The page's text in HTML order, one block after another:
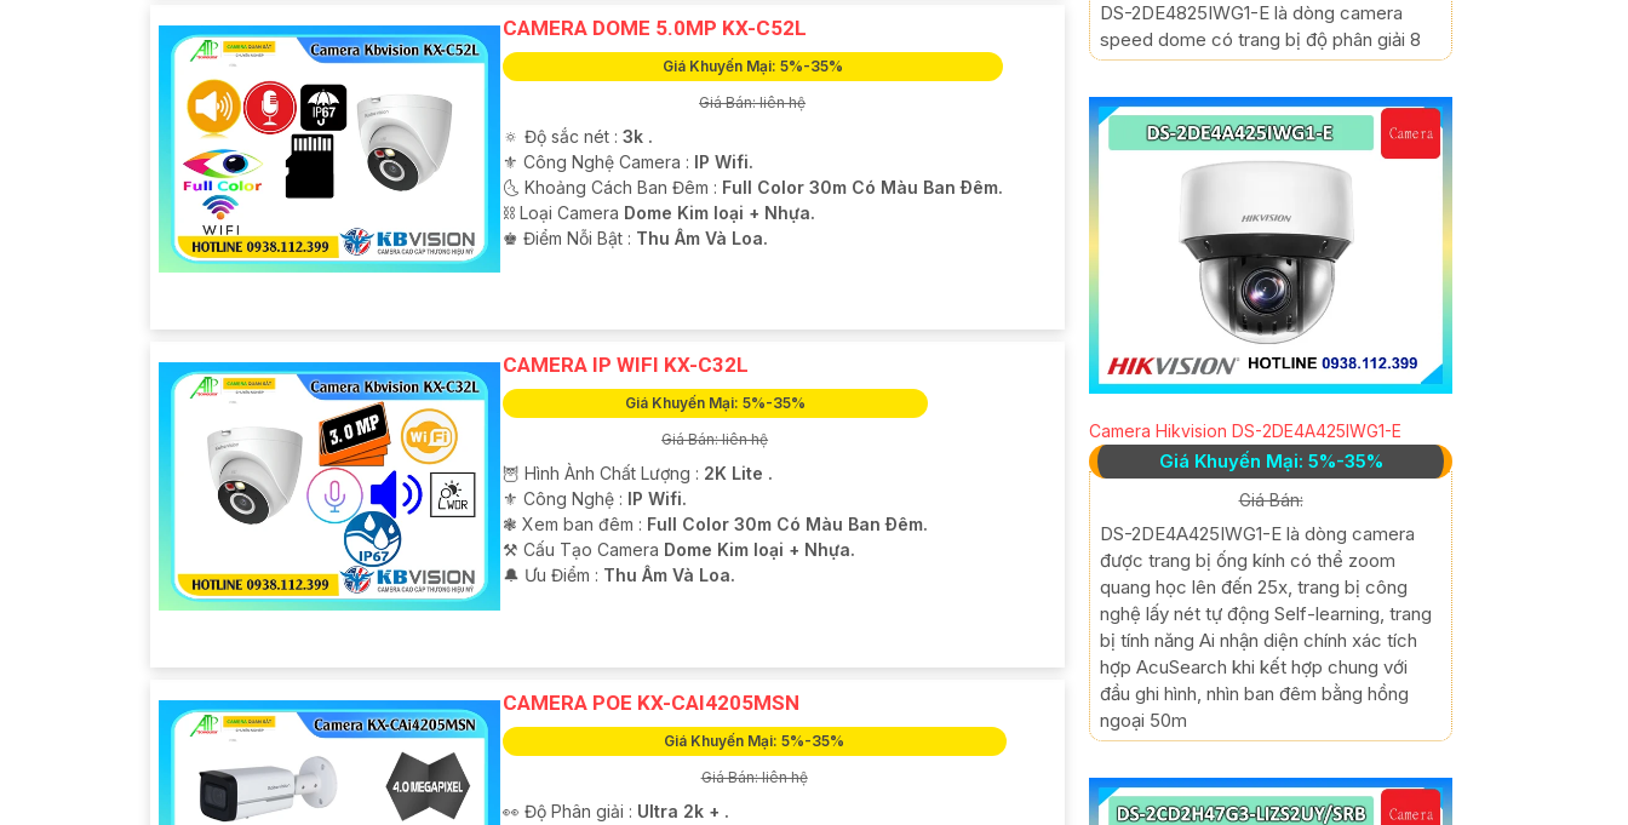
CAMERA DOME 5.0MP KX-C52L
Giá Khuyến Mại: 5%-35%
Giá Bán: liên hệ
🔅 Độ sắc nét : 3k .
⚜️ Công Nghệ Camera : IP Wifi.
🌜 Khoảng Cách Ban Đêm : Full Color 30m Có Màu Ban Ðêm.
⛓ Loại Camera Dome Kim loại + Nhựa.
️♚ Điểm Nỗi Bật : Thu Âm Và Loa.
CAMERA IP WIFI KX-C32L
Giá Khuyến Mại: 5%-35%
Giá Bán: liên hệ
🦉 Hình Ành Chất Lượng : 2K Lite .
⚜️ Công Nghệ : IP Wifi.
❃ Xem ban đêm : Full Color 30m Có Màu Ban Ðêm.
⚒ Cấu Tạo Camera Dome Kim loại + Nhựa.
️🔔 Ưu Điểm : Thu Âm Và Loa.
CAMERA POE KX-CAI4205MSN
Giá Khuyến Mại: 5%-35%
Giá Bán: liên hệ
️
👀 Độ Phân giải : Ultra 2k + .
DS-2DE4825IWG1-E là dòng camera
speed dome có trang bị độ phân giải 8
Camera Hikvision DS-2DE4A425IWG1-E
Giá Khuyến Mại: 5%-35%
Giá Bán:
DS-2DE4A425IWG1-E là dòng camera
được trang bị ống kính có thể zoom
quang học lên đến 25x, trang bị công
nghệ lấy nét tự động Self-learning, trang
bị tính năng Ai nhận diện chính xác tích
hợp AcuSearch khi kết hợp chung với
đầu ghi hình, nhìn ban đêm bằng hồng
ngoại 50m